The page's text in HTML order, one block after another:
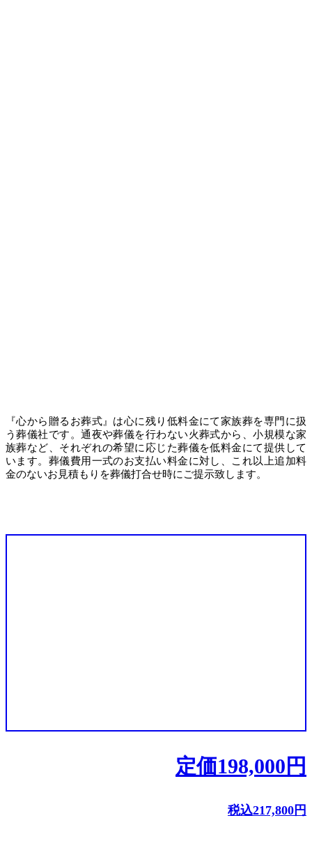
『心から贈るお葬式』は心に残り低料金にて家族葬を専門に扱
う葬儀社です。通夜や葬儀を行わない火葬式から、小規模な家
族葬など、それぞれの希望に応じた葬儀を低料金にて提供して
います。葬儀費用一式のお支払い料金に対し、これ以上追加料
金のないお見積もりを葬儀打合せ時にご提示致します。
定価198,000 円
税込217,800 円